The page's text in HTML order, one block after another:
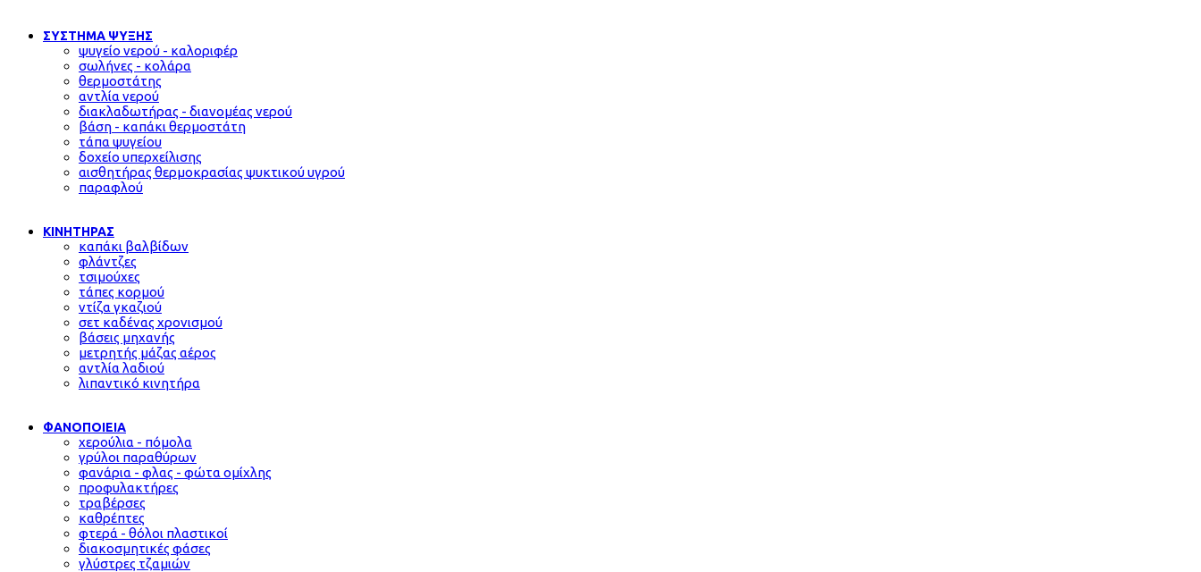
ΣΥΣΤΗΜΑ ΨΥΞΗΣ
ψυγείο νερού - καλοριφέρ
σωλήνες - κολάρα
θερμοστάτης
αντλία νερού
διακλαδωτήρας - διανομέας νερού
βάση - καπάκι θερμοστάτη
τάπα ψυγείου
δοχείο υπερχείλισης
αισθητήρας θερμοκρασίας ψυκτικού υγρού
παραφλού
ΚΙΝΗΤΗΡΑΣ
καπάκι βαλβίδων
φλάντζες
τσιμούχες
τάπες κορμού
ντίζα γκαζιού
σετ καδένας χρονισμού
βάσεις μηχανής
μετρητής μάζας αέρος
αντλία λαδιού
λιπαντικό κινητήρα
ΦΑΝΟΠΟΙΕΙΑ
χερούλια - πόμολα
γρύλοι παραθύρων
φανάρια - φλας - φώτα ομίχλης
προφυλακτήρες
τραβέρσες
καθρέπτες
φτερά - θόλοι πλαστικοί
διακοσμητικές φάσες
γλύστρες τζαμιών